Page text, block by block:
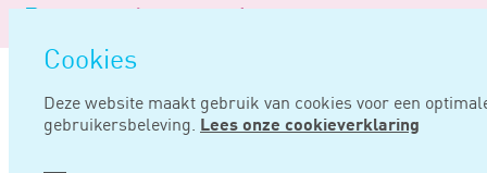
overslaan
Cookies
Deze website maakt gebruik van cookies voor een
gebruikersbeleving. Lees onze cookieverklaring
Logo
Noord
Negentig